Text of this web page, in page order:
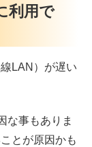
利用で
LAN）が遅い
な事もありま
とが原因かも